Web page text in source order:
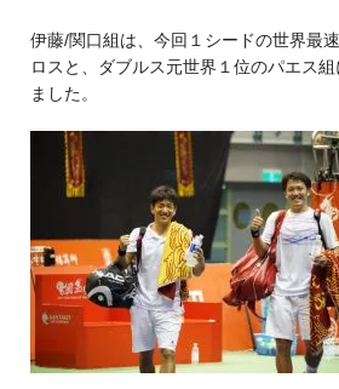
伊藤/関口組は、今回１シードの世界最
ロスと、ダブルス元世界１位のパエス
ました。